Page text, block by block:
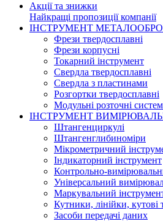
Акції та знижки
Найкращі пропозиції компанії
ІНСТРУМЕНТ
Фрези твердосплавні
Фрези корпусні
Токарний інструмент
Свердла твердосплавні
Свердла з пластинами
Розгортки твердосплавні
Модульні розточні
ІНСТРУМЕНТ
Штангенциркулі
Штангенглибиноміри
Мікрометричний
Індикаторний інструмент
Контрольно-
Універсальний
Маркувальний
Кутники, лінійки, кутові
Засоби передачі даних